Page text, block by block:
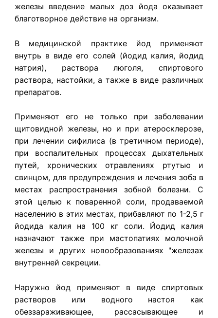
железы введение малых доз йода оказывает
благотворное действие на организм.
В медицинской практике йод применяют
внутрь в виде его солей (йодид калия, йодид
натрия), раствора люголя, спиртового
раствора, настойки, а также в виде различных
препаратов.
Применяют его не только при заболевании
щитовидной железы, но и при атеросклерозе,
при лечении сифилиса (в третичном периоде),
при воспалительных процессах дыхательных
путей, хронических отравлениях ртутью и
свинцом, для предупреждения и лечения зоба в
местах распространения зобной болезни. С
этой целью к поваренной соли, продаваемой
населению в этих местах, прибавляют по 1-2,5 г
йодида калия на 100 кг соли. Йодид калия
назначают также при мастопатиях молочной
железы и других новообразованиях "железах
внутренней секреции.
Наружно йод применяют в виде спиртовых
растворов или водного настоя как
обеззараживающее, рассасывающее и